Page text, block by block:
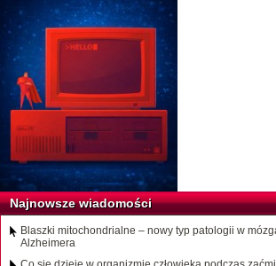
Najnowsze wiadomości
Blaszki mitochondrialne – nowy typ patologii w
Alzheimera